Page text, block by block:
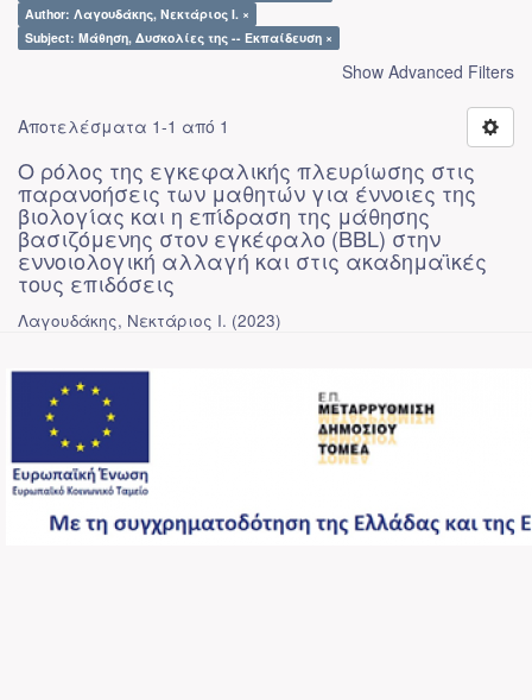
Author: Λαγουδάκης, Νεκτάριος Ι. ×
Subject: Μάθηση, Δυσκολίες της -- Εκπαίδευση ×
Show Advanced Filters
Αποτελέσματα 1-1 από 1
Ο ρόλος της εγκεφαλικής πλευρίωσης στις
παρανοήσεις των μαθητών για έννοιες της
βιολογίας και η επίδραση της μάθησης
βασιζόμενης στον εγκέφαλο (BBL) στην
εννοιολογική αλλαγή και στις ακαδημαϊκές
τους επιδόσεις
Λαγουδάκης, Νεκτάριος Ι. (2023)